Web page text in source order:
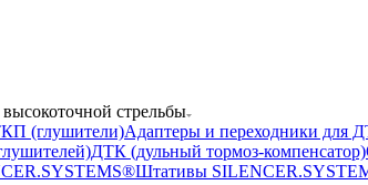
стрельбы
(глушители)Адаптеры и переходники для
ДТК (дульный тормоз-компенсатор)
Штативы